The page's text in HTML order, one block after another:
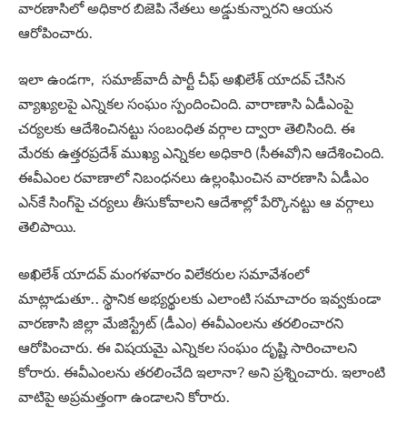
వారణాసిలో అధికార బిజెపి నేతలు అడ్డుకున్నారని ఆయన
ఆరోపించారు.
ఇలా ఉండగా, సమాజ్‌వాదీ పార్టీ చీఫ్ అఖిలేశ్ యాదవ్ చేసిన
వ్యాఖ్యలపై ఎన్నికల సంఘం స్పందించింది. వారాణాసి ఏడీఎంపై
చర్యలకు ఆదేశించినట్టు సంబంధిత వర్గాల ద్వారా తెలిసింది. ఈ
మేరకు ఉత్తరప్రదేశ్ ముఖ్య ఎన్నికల అధికారి (సీఈవో)ని ఆదేశించింది.
ఈవీఎంల రవాణాలో నిబంధనలు ఉల్లంఘించిన వారణాసి ఏడీఎం
ఎన్‌కే సింగ్‌పై చర్యలు తీసుకోవాలని ఆదేశాల్లో పేర్కొనట్టు ఆ వర్గాలు
తెలిపాయి.
అఖిలేశ్ యాదవ్ మంగళవారం విలేకరుల సమావేశంలో
మాట్లాడుతూ.. స్థానిక అభ్యర్థులకు ఎలాంటి సమాచారం ఇవ్వకుండా
వారణాసి జిల్లా మేజిస్ట్రేట్ (డీఎం) ఈవీఎంలను తరలించారని
ఆరోపించారు. ఈ విషయమై ఎన్నికల సంఘం దృష్టి సారించాలని
కోరారు. ఈవీఎంలను తరలించేది ఇలానా? అని ప్రశ్నించారు. ఇలాంటి
వాటిపై అప్రమత్తంగా ఉండాలని కోరారు.